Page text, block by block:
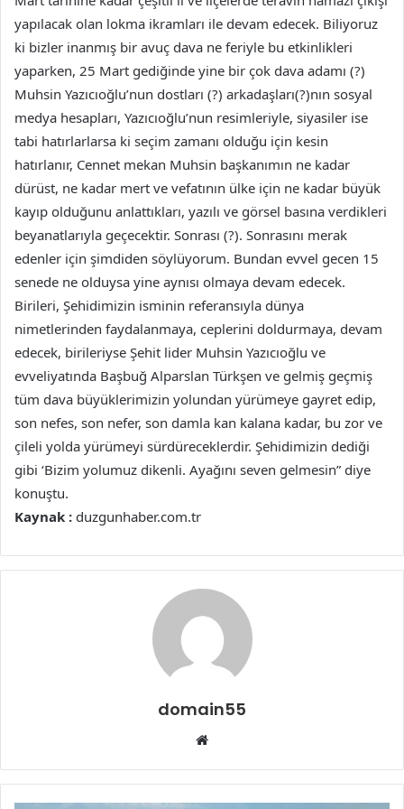
yapılacak olan lokma ikramları ile devam edecek. Biliyoruz
ki bizler inanmış bir avuç dava ne feriyle bu etkinlikleri
yaparken, 25 Mart gediğinde yine bir çok dava adamı (?)
Muhsin Yazıcıoğlu’nun dostları (?) arkadaşları(?)nın sosyal
medya hesapları, Yazıcıoğlu’nun resimleriyle, siyasiler ise
tabi hatırlarlarsa ki seçim zamanı olduğu için kesin
hatırlanır, Cennet mekan Muhsin başkanımın ne kadar
dürüst, ne kadar mert ve vefatının ülke için ne kadar büyük
kayıp olduğunu anlattıkları, yazılı ve görsel basına verdikleri
beyanatlarıyla geçecektir. Sonrası (?). Sonrasını merak
edenler için şimdiden söylüyorum. Bundan evvel gecen 15
senede ne olduysa yine aynısı olmaya devam edecek.
Birileri, Şehidimizin isminin referansıyla dünya
nimetlerinden faydalanmaya, ceplerini doldurmaya, devam
edecek, birileriyse Şehit lider Muhsin Yazıcıoğlu ve
evveliyatında Başbuğ Alparslan Türkşen ve gelmiş geçmiş
tüm dava büyüklerimizin yolundan yürümeye gayret edip,
son nefes, son nefer, son damla kan kalana kadar, bu zor ve
çileli yolda yürümeyi sürdüreceklerdir. Şehidimizin dediği
gibi ‘Bizim yolumuz dikenli. Ayağını seven gelmesin” diye
konuştu.
Kaynak : duzgunhaber.com.tr
domain55
Web